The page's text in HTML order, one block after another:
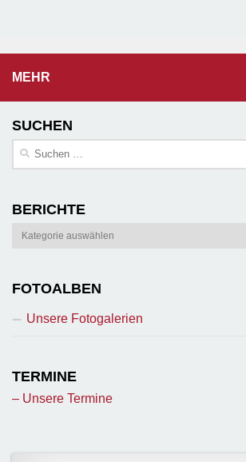
MEHR
SUCHEN
Suchen
BERICHTE
Berichte
FOTOALBEN
Unsere Fotogalerien
TERMINE
– Unsere Termine